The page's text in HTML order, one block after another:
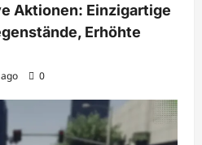
Aktionen: Einzigartige
Erhöhte
0